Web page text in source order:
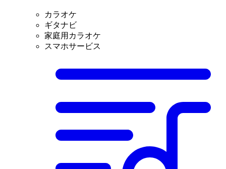
カラオケ
ギタナビ
家庭用カラオケ
スマホサービス